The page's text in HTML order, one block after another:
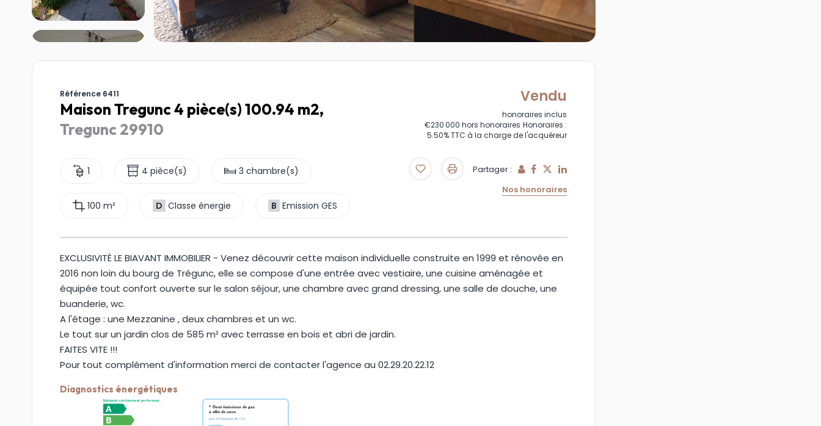
Référence 6411
Maison Tregunc 4 pièce(s) 100.94 m2,
Tregunc 29910
1 4 pièce(s) 3 chambre(s)
100 m² D Classe énergie B Emission GES
Vendu
honoraires inclus
€230 000 hors honoraires Honoraires :
5.50% TTC à la charge de l'acquéreur
Partager :
Nos honoraires
EXCLUSIVITÉ LE BIAVANT IMMOBILIER - Venez découvrir cette maison individuelle construite en 1999 et rénovée en
2016 non loin du bourg de Trégunc, elle se compose d'une entrée avec vestiaire, une cuisine aménagée et
équipée tout confort ouverte sur le salon séjour, une chambre avec grand dressing, une salle de douche, une
buanderie, wc.
A l'étage : une Mezzanine , deux chambres et un wc.
Le tout sur un jardin clos de 585 m² avec terrasse en bois et abri de jardin.
FAITES VITE !!!
Pour tout complément d'information merci de contacter l'agence au 02.29.20.22.12
Diagnostics énergétiques